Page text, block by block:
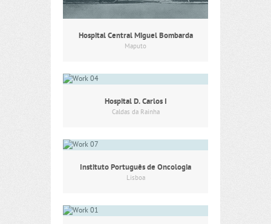
Hospital Central Miguel Bombarda
Maputo
Hospital D. Carlos I
Caldas da Rainha
Instituto Português de Oncologia
Lisboa